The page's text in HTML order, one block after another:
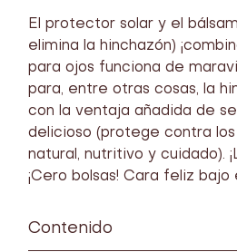
El protector solar y el
elimina la hinchazón)
para ojos funciona de
para, entre otras cosas, la
con la ventaja añadida de
delicioso (protege contra los
natural, nutritivo y cuidado).
¡Cero bolsas! Cara feliz bajo
Contenido